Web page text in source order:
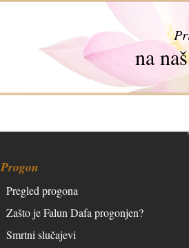
na
Progon
Pregled progona
Zašto je Falun Dafa progonjen?
Smrtni slučajevi